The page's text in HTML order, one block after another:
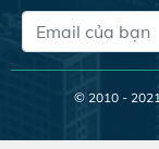
© 2010 - 2021